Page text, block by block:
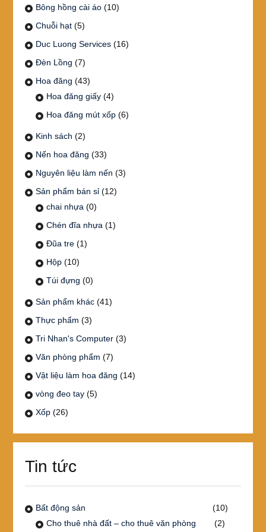
Bông hồng cài áo (10)
Chuỗi hạt (5)
Duc Luong Services (16)
Đèn Lồng (7)
Hoa đăng (43)
Hoa đăng giấy (4)
Hoa đăng mút xốp (6)
Kinh sách (2)
Nến hoa đăng (33)
Nguyên liệu làm nến (3)
Sản phẩm bán sỉ (12)
chai nhựa (0)
Chén đĩa nhựa (1)
Đũa tre (1)
Hộp (10)
Túi đựng (0)
Sản phẩm khác (41)
Thực phẩm (3)
Tri Nhan's Computer (3)
Văn phòng phẩm (7)
Vật liệu làm hoa đăng (14)
vòng đeo tay (5)
Xốp (26)
Tin tức
Bất động sản
(10)
Cho thuê nhà đất – cho thuê văn phòng
(2)